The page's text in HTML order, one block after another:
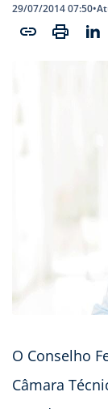
29/07/2014 07:50•
O Conselho
Câmara